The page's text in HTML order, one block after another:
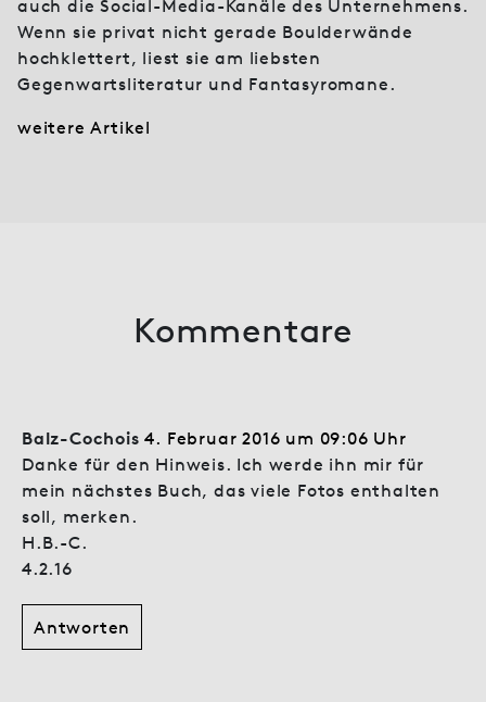
auch die Social-Media-Kanäle des Unternehmens.
Wenn sie privat nicht gerade Boulderwände
hochklettert, liest sie am liebsten
Gegenwartsliteratur und Fantasyromane.
weitere Artikel
Kommentare
Balz-Cochois 4. Februar 2016 um 09:06 Uhr
Danke für den Hinweis. Ich werde ihn mir für
mein nächstes Buch, das viele Fotos enthalten
soll, merken.
H.B.-C.
4.2.16
Antworten